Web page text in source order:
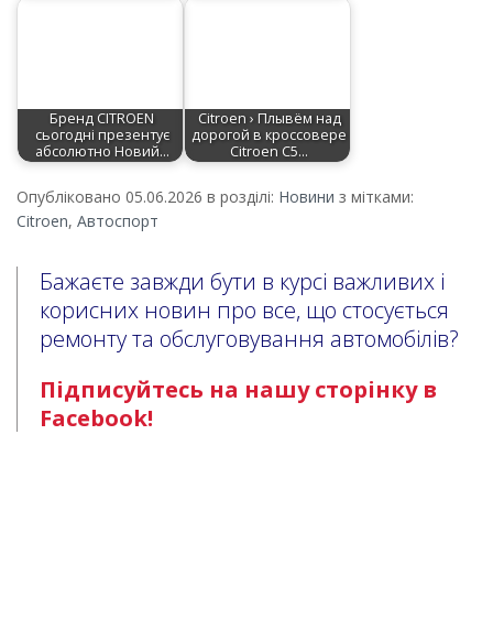
Бренд CITROEN
сьогодні презентує
абсолютно Новий…
Citroen › Плывём над
дорогой в кроссовере
Citroen C5…
Опубліковано 05.06.2026 в розділі: Новини з мітками:
Citroen, Автоспорт
Бажаєте завжди бути в курсі важливих і
корисних новин про все, що стосується
ремонту та обслуговування автомобілів?
Підписуйтесь на нашу сторінку в
Facebook!